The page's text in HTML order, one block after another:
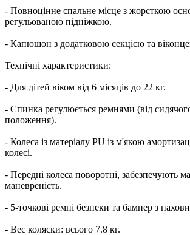
- Повноцінне спальне місце з жорсткою
регульованою підніжкою.
- Капюшон з додатковою секцією та
Технічні характеристики:
- Для дітей віком від 6 місяців до 22 кг.
- Спинка регулюється ремнями (від
положення).
- Колеса із матеріалу PU із м'якою
колесі.
- Передні колеса поворотні, забезпечують
маневреність.
- 5-точкові ремні безпеки та бампер з
- Вес коляски: всього 7.8 кг.